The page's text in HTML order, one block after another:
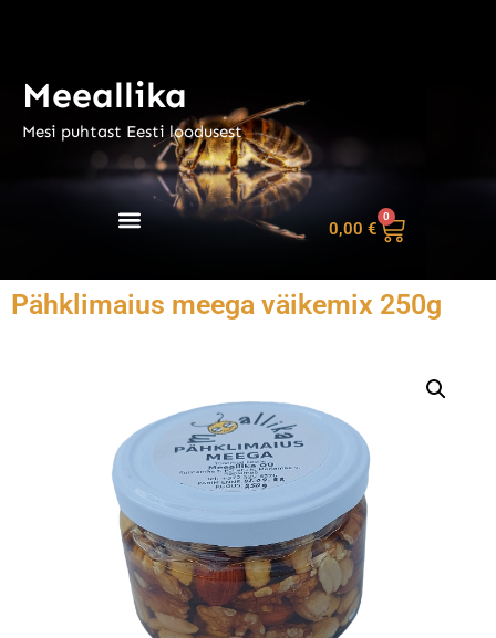
Meeallika
Mesi puhtast Eesti loodusest
0,00 €
0
Pähklimaius meega väikemix 250g